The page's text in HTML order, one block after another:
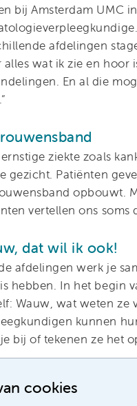
cookies
bij Amsterdam UMC
afdelingen
alles wat ik zie en hoor
En al die
ernstige ziekte zoals
gezicht. Patiënten
opbouwt.
vertellen ons
dat wil ik ook!
afdelingen werk je
hebben. In het begin
Wauw, wat weten ze
kunnen
bij of tekenen ze het
moment loop ik